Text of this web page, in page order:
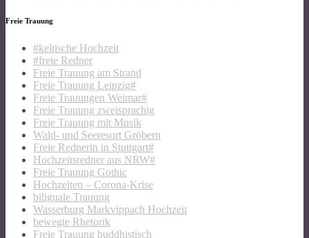
Freie Trauung
#keltische Hochzeit
#freie Redner
Freie Trauung am Strand
Freie Trauung Leipzig#
Freie Trauungen Weimar#
Freie Trauung zweisprachig
Freie Trauung mit Musik
Wald- und Seeresort Gröbern
Freie Rednerin in Stuttgart#
Hochzeitsredner aus NRW#
Freie Trauung Gothic
Hochzeiten – Corona-Krise
biliguale Trauung
Wasserburg Markvippach Hochzeit
bewegte Rhetorik
Freie Trauung buddhistisch